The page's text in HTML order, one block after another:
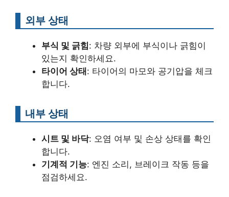
외부 상태
부식 및 긁힘: 차량 외부에 부식이나 긁힘이
있는지 확인하세요.
타이어 상태 : 타이어의 마모와 공기압을 체크
합니다.
내부 상태
시트 및 바닥: 오염 여부 및 손상 상태를 확인
합니다.
기계적 기능: 엔진 소리, 브레이크 작동 등을
점검하세요.